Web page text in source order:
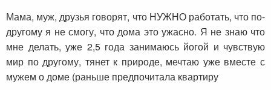
Мама, муж, друзья говорят, что НУЖНО работать, что по-
другому я не смогу, что дома это ужасно. Я не знаю что
мне делать, уже 2,5 года занимаюсь йогой и чувствую
мир по другому, тянет к природе, мечтаю уже вместе с
мужем о доме (раньше предпочитала квартиру